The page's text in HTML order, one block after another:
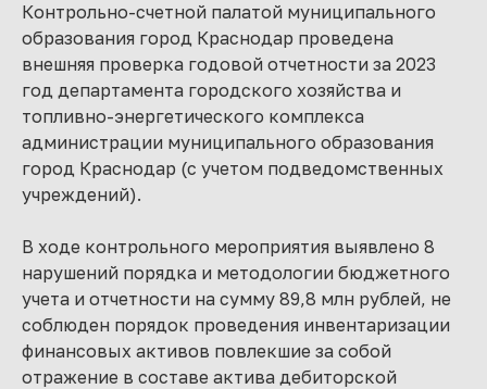
Контрольно-счетной палатой муниципального
образования город Краснодар проведена
внешняя проверка годовой отчетности за 2023
год департамента городского хозяйства и
топливно-энергетического комплекса
администрации муниципального образования
город Краснодар (с учетом подведомственных
учреждений).
В ходе контрольного мероприятия выявлено 8
нарушений порядка и методологии бюджетного
учета и отчетности на сумму 89,8 млн рублей, не
соблюден порядок проведения инвентаризации
финансовых активов повлекшие за собой
отражение в составе актива дебиторской